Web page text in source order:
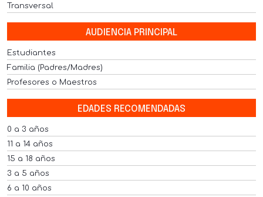
Transversal
AUDIENCIA PRINCIPAL
Estudiantes
Familia (Padres/Madres)
Profesores o Maestros
EDADES RECOMENDADAS
0 a 3 años
11 a 14 años
15 a 18 años
3 a 5 años
6 a 10 años